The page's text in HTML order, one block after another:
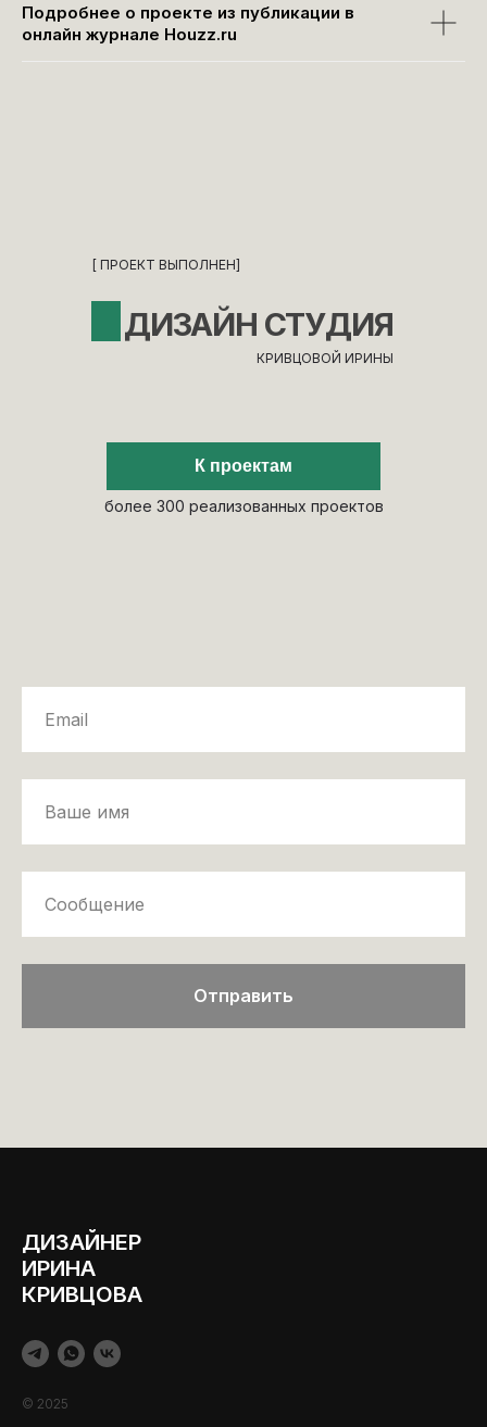
Подробнее о проекте из публикации в
онлайн журнале Houzz.ru
[ ПРОЕКТ ВЫПОЛНЕН]
КРИВЦОВОЙ ИРИНЫ
ДИЗАЙН СТУДИЯ
К проектам
более 300 реализованных проектов
Отправить
ДИЗАЙНЕР
ИРИНА
КРИВЦОВА
© 2025